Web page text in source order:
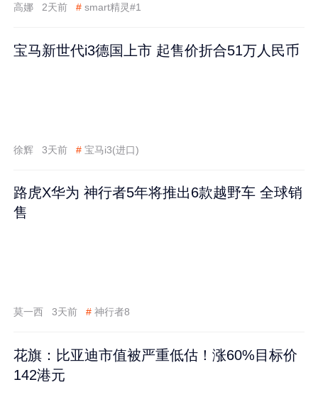
高娜 2天前 # smart精灵#1
宝马新世代i3德国上市 起售价折合51万人民币
徐辉 3天前 # 宝马i3(进口)
路虎X华为 神行者5年将推出6款越野车 全球销
售
莫一西 3天前 # 神行者8
花旗：比亚迪市值被严重低估！涨60%目标价
142港元